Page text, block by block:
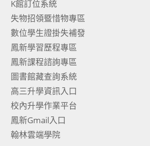
K館訂位系統
失物招領暨惜物專區
數位學生證掛失補發
鳳新學習歷程專區
鳳新課程諮詢專區
圖書館藏查詢系統
高三升學資訊入口
校內升學作業平台
鳳新Gmail入口
翰林雲端學院